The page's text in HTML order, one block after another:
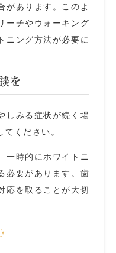
があります。このよ
ーチやウォーキング
ニング方法が必要に
を
しみる症状が続く場
ください。
一時的にホワイトニ
必要があります。歯
応を取ることが大切